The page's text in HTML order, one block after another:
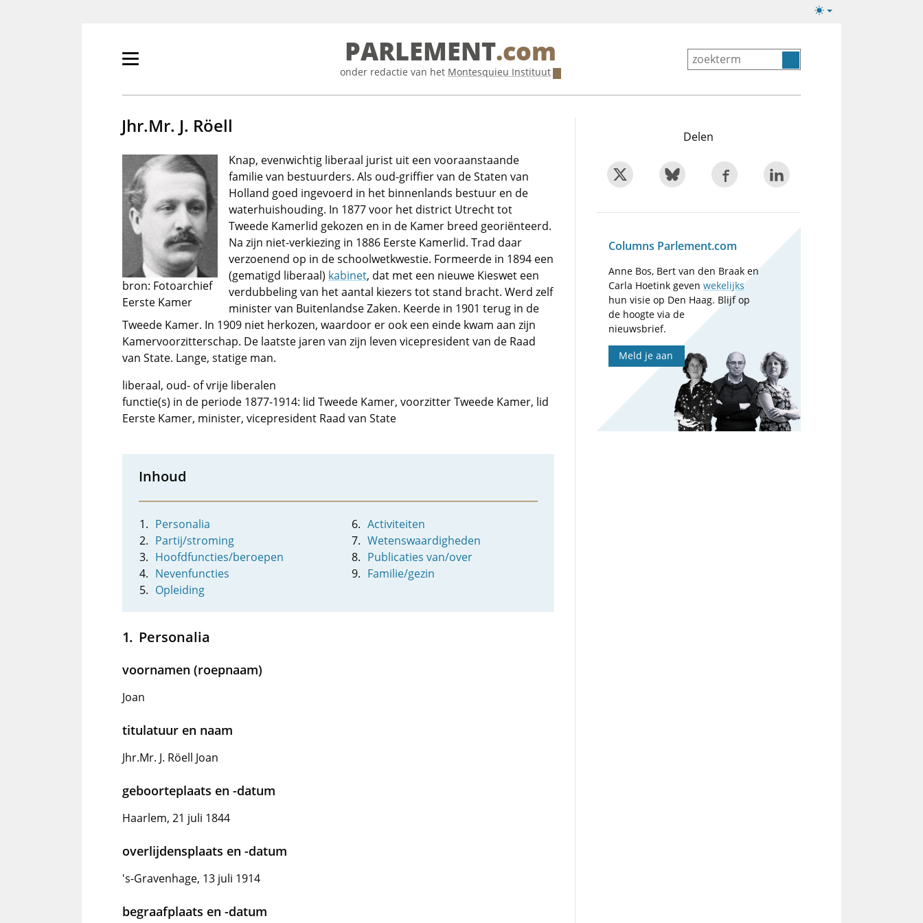
Lichte/donkere
Primair
tonen/verbergen
PARLEMENT.com
onder redactie van het Montesquieu Instituut
Jhr.Mr. J. Röell
bron: Fotoarchief
Eerste Kamer
Knap, evenwichtig liberaal jurist uit een vooraanstaande
familie van bestuurders. Als oud-griffier van de Staten van
Holland goed ingevoerd in het binnenlands bestuur en de
waterhuishouding. In 1877 voor het district Utrecht tot
Tweede Kamerlid gekozen en in de Kamer breed georiënteerd.
Na zijn niet-verkiezing in 1886 Eerste Kamerlid. Trad daar
verzoenend op in de schoolwetkwestie. Formeerde in 1894 een
(gematigd liberaal) kabinet, dat met een nieuwe Kieswet een
verdubbeling van het aantal kiezers tot stand bracht. Werd zelf
minister van Buitenlandse Zaken. Keerde in 1901 terug in de
Tweede Kamer. In 1909 niet herkozen, waardoor er ook een einde kwam aan zijn
Kamervoorzitterschap. De laatste jaren van zijn leven vicepresident van de Raad
van State. Lange, statige man.
liberaal, oud- of vrije liberalen
functie(s) in de periode 1877-1914: lid Tweede Kamer, voorzitter Tweede Kamer, lid
Eerste Kamer, minister, vicepresident Raad van State
Inhoud
Personalia
Partij/stroming
Hoofdfuncties/beroepen
Nevenfuncties
Opleiding
Activiteiten
Wetenswaardigheden
Publicaties van/over
Familie/gezin
Personalia
voornamen (roepnaam)
Joan
titulatuur en naam
Jhr.Mr. J. Röell Joan
geboorteplaats en -datum
Haarlem, 21 juli 1844
overlijdensplaats en -datum
's-Gravenhage, 13 juli 1914
begraafplaats en -datum
Delen
Columns Parlement.com
Anne Bos, Bert van den Braak en
Carla Hoetink gevenwekelijks
hun visie op Den Haag. Blijf op
de hoogte via de
nieuwsbrief.
Meld je aan